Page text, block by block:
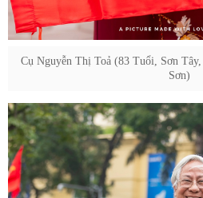
Cụ Nguyễn Thị Toả (83 Tuổi, Sơn
Sơn)